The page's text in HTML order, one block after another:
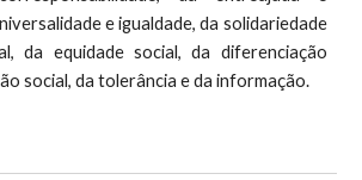
e igualdade, da solidariedade
da equidade social, da diferenciação
social, da tolerância e da informação.